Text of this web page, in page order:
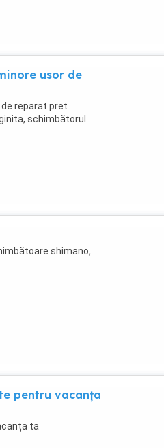
usor de
reparat pret
schimbătorul
shimano,
pentru vacanța
ta